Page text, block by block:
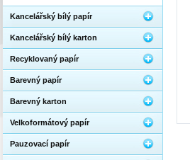
Kancelářský bílý papír
Kancelářský bílý karton
Recyklovaný papír
Barevný papír
Barevný karton
Velkoformátový papír
Pauzovací papír